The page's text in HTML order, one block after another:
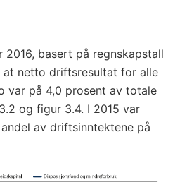
basert på regnskapstall
at netto driftsresultat for alle
var på 4,0 prosent av totale
og figur 3.4. I 2015 var
av driftsinntektene på